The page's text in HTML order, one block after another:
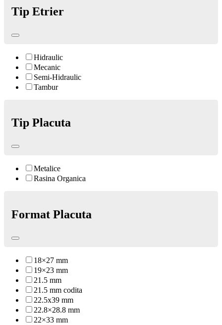
Tip Etrier
Hidraulic
Mecanic
Semi-Hidraulic
Tambur
Tip Placuta
Metalice
Rasina Organica
Format Placuta
18×27 mm
19×23 mm
21.5 mm
21.5 mm codita
22.5x39 mm
22.8×28.8 mm
22×33 mm